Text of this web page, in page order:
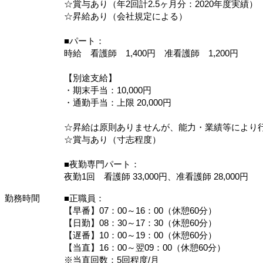
☆賞与あり（年2回計2.5ヶ月分：2020年度実績）
☆昇給あり（会社規定による）
■パート：
時給 看護師 1,400円 准看護師 1,200円
【別途支給】
・期末手当：10,000円
・通勤手当：上限 20,000円
☆昇給は原則ありませんが、能力・業績等により
☆賞与あり（寸志程度）
■夜勤専門パート：
夜勤1回 看護師 33,000円、准看護師 28,000円
勤務時間
■正職員：
【早番】07：00～16：00（休憩60分）
【日勤】08：30～17：30（休憩60分）
【遅番】10：00～19：00（休憩60分）
【当直】16：00～翌09：00（休憩60分）
※当直回数：5回程度/月